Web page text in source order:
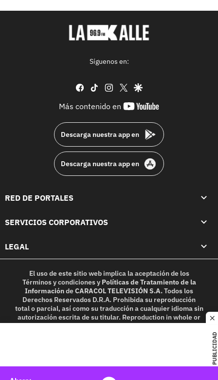
PUBLICIDAD
Síguenos en:
facebook
tiktok instagram
twittergoogle
Más contenido en
youtube-
Descarga nuestra app en
Descarga nuestra app en
RED DE PORTALES
SERVICIOS CORPORATIVOS
LEGAL
El uso de este sitio web implica la aceptación de los
Términos y condicionesy Políticas de Tratamiento de la
InformacióndeCARACOL TELEVISIÓN S.A.Todos los
Derechos Reservados D.R.A. Prohibida su reproducción
total o parcial, así como su traducción a cualquier idioma sin
autorización escrita de su titular. Reproduction in whole or
in part, or translation without written permission is